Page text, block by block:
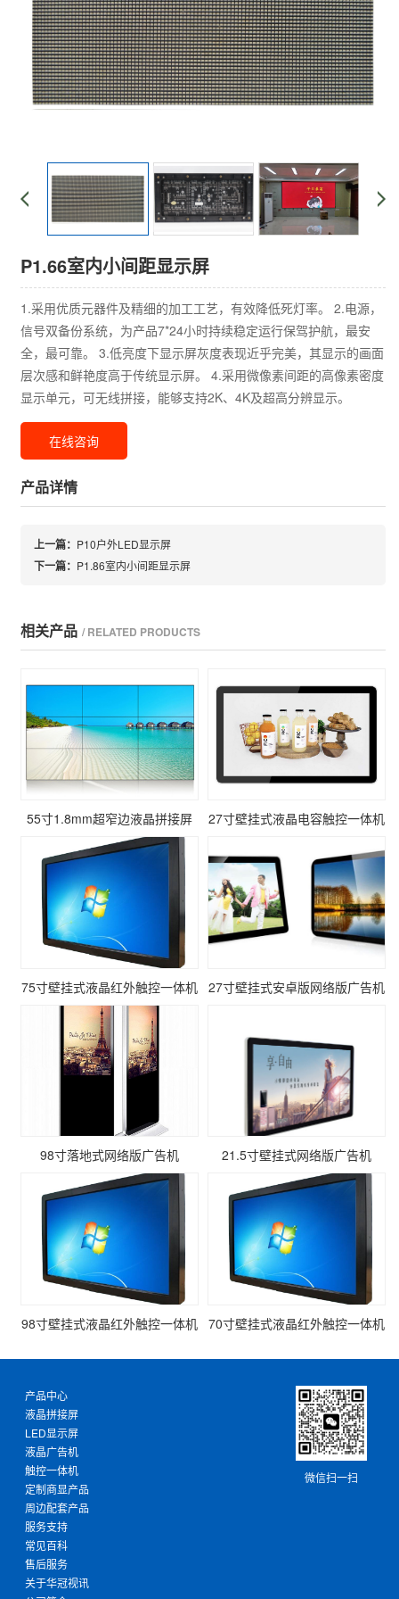
P1.66室内小间距显示屏
1.采用优质元器件及精细的加工工艺，有效降低死灯率。 2.电源，
信号双备份系统，为产品7*24小时持续稳定运行保驾护航，最安
全，最可靠。 3.低亮度下显示屏灰度表现近乎完美，其显示的画面
层次感和鲜艳度高于传统显示屏。 4.采用微像素间距的高像素密度
显示单元，可无线拼接，能够支持2K、4K及超高分辨显示。
在线咨询
产品详情
上一篇： P10户外LED显示屏
下一篇： P1.86室内小间距显示屏
相关产品 / RELATED PRODUCTS
55寸1.8mm超窄边液晶拼接屏 27寸壁挂式液晶电容触控一体机
75寸壁挂式液晶红外触控一体机 27寸壁挂式安卓版网络版广告机
98寸落地式网络版广告机 21.5寸壁挂式网络版广告机
98寸壁挂式液晶红外触控一体机 70寸壁挂式液晶红外触控一体机
微信扫一扫
产品中心
液晶拼接屏
LED显示屏
液晶广告机
触控一体机
定制商显产品
周边配套产品
服务支持
常见百科
售后服务
关于华冠视讯